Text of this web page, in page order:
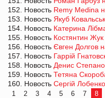
152. Новость Remy Medina
153. Новость Якуб
154. Новость Катерина
155. Новость Костянтин
156. Новость Євген Долгов
157. Новость Гаррій
158. Новость Денис
159. Новость Тетяна
160. Новость Сергій
1 2 3 4 5 6 7 8